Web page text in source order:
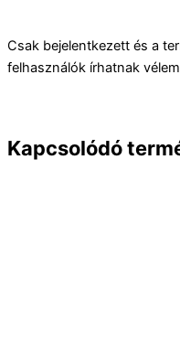
Csak bejelentkezett és a
felhasználók írhatnak
Kapcsolódó